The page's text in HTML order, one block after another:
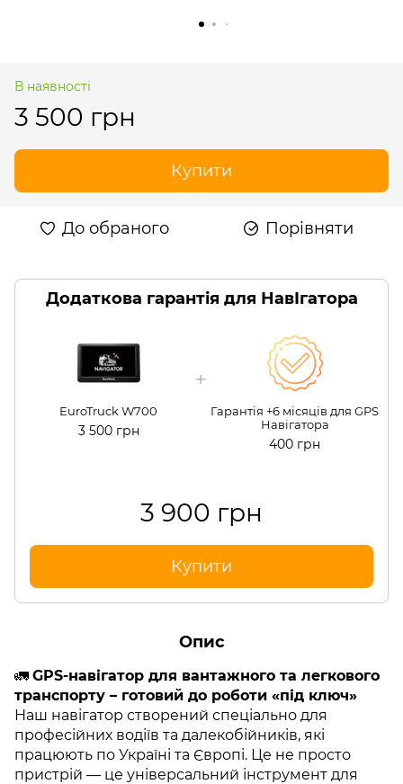
В наявності
3 500 грн
Купити
До обраного Порівняти
Додаткова гарантія для НавІгатора
EuroTruck W700
3 500 грн
Гарантія +6 місяців для GPS
Навігатора
400 грн
3 900 грн
Купити
Опис
🚛 GPS-навігатор для вантажного та легкового
транспорту – готовий до роботи «під ключ»
Наш навігатор створений спеціально для
професійних водіїв та далекобійників, які
працюють по Україні та Європі. Це не просто
пристрій — це універсальний інструмент для